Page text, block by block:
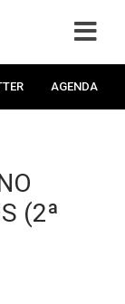
AGENDA
(2ª